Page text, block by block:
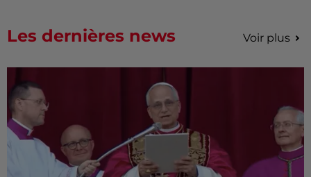
Les dernières news Voir plus